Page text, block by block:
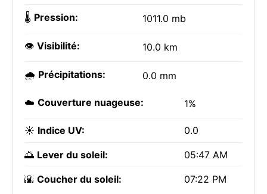
🌡️ Pression: 1011.0 mb
👁️ Visibilité: 10.0 km
🌧️ Précipitations: 0.0 mm
☁️ Couverture nuageuse: 1%
☀️ Indice UV: 0.0
🌅 Lever du soleil: 05:47 AM
🌇 Coucher du soleil: 07:22 PM